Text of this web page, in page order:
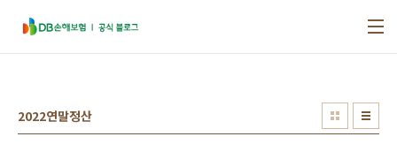
2022연말정산